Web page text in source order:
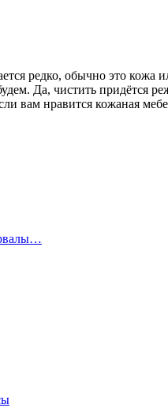
редко, обычно это
Да, чистить
вам нравится кожаная